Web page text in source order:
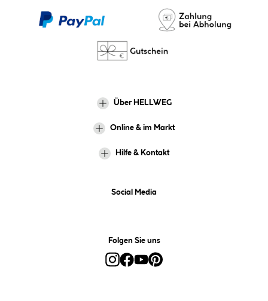
Über HELLWEG
Online & im Markt
Hilfe & Kontakt
Social Media
Folgen Sie uns